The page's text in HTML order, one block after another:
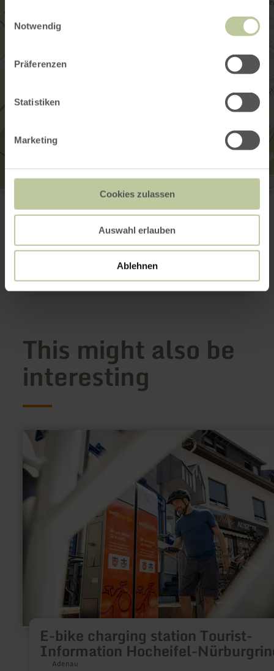
Einwilligungsauswahl
Notwendig
Präferenzen
Statistiken
Marketing
Cookies zulassen
Auswahl erlauben
Ablehnen
Rureifel Tourismus GmbH
Monschauer Str.
52385 Schmidt
+49 2473 55205 0
Email
This might also be
interesting
E-bike charging station Tourist-
Information Hocheifel-
Adenau
learn
more
bike
Tourist-